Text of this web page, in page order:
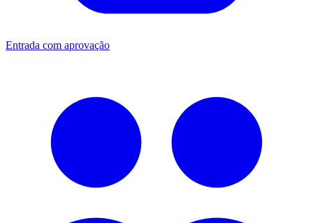
Entrada com aprovação